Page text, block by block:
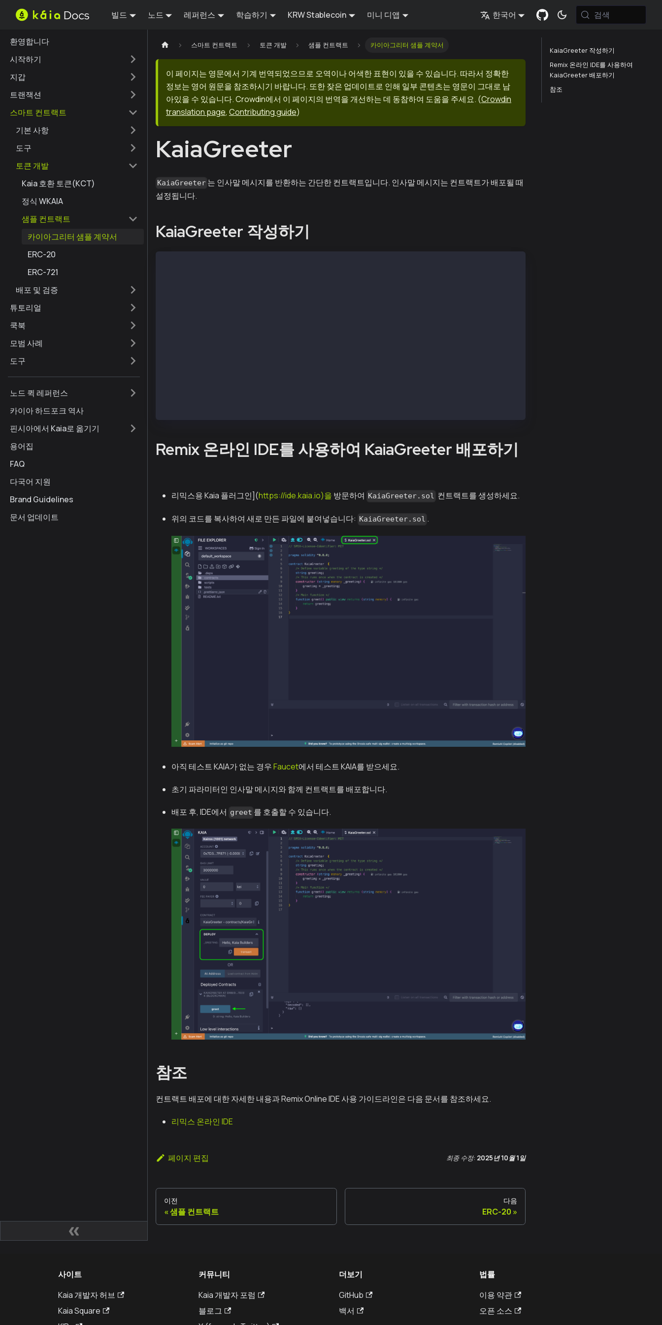
빌드 노드 레퍼런스 학습하기 KRW Stablecoin 미니 디앱 한국어 검색
환영합니다
시작하기
지갑
트랜잭션
스마트 컨트랙트
기본 사항
도구
토큰 개발
Kaia 호환 토큰(KCT)
정식 WKAIA
샘플 컨트랙트
카이아그리터 샘플 계약서
ERC-20
ERC-721
배포 및 검증
튜토리얼
쿡북
모범 사례
도구
노드 퀵 레퍼런스
카이아 하드포크 역사
핀시아에서 Kaia로 옮기기
용어집
FAQ
다국어 지원
Brand Guidelines
문서 업데이트
스마트 컨트랙트 토큰 개발 샘플 컨트랙트 카이아그리터 샘플 계약서
이 페이지는 영문에서 기계 번역되었으므로 오역이나 어색한 표현이 있을 수 있습니다. 따라서 정확한
정보는 영어 원문을 참조하시기 바랍니다. 또한 잦은 업데이트로 인해 일부 콘텐츠는 영문이 그대로 남
아있을 수 있습니다. Crowdin에서 이 페이지의 번역을 개선하는 데 동참하여 도움을 주세요. (Crowdin
translation page, Contributing guide)
KaiaGreeter
KaiaGreeter 는 인사말 메시지를 반환하는 간단한 컨트랙트입니다. 인사말 메시지는 컨트랙트가 배포될 때
설정됩니다.
KaiaGreeter 작성하기
Remix 온라인 IDE를 사용하여 KaiaGreeter 배포하기
리믹스용 Kaia 플러그인](https://ide.kaia.io)을 방문하여 KaiaGreeter.sol 컨트랙트를 생성하세요.
위의 코드를 복사하여 새로 만든 파일에 붙여넣습니다: KaiaGreeter.sol .
아직 테스트 KAIA가 없는 경우Faucet에서 테스트 KAIA를 받으세요.
초기 파라미터인 인사말 메시지와 함께 컨트랙트를 배포합니다.
배포 후, IDE에서 greet 를 호출할 수 있습니다.
참조
컨트랙트 배포에 대한 자세한 내용과 Remix Online IDE 사용 가이드라인은 다음 문서를 참조하세요.
리믹스 온라인 IDE
페이지 편집 최종 수정: 2025년 10월 1일
이전
샘플 컨트랙트
다음
ERC-20
KaiaGreeter 작성하기
Remix 온라인 IDE를 사용하여
KaiaGreeter 배포하기
참조
사이트
Kaia 개발자 허브
Kaia Square
커뮤니티
Kaia 개발자 포럼
블로그
더보기
GitHub
백서
법률
이용 약관
오픈 소스